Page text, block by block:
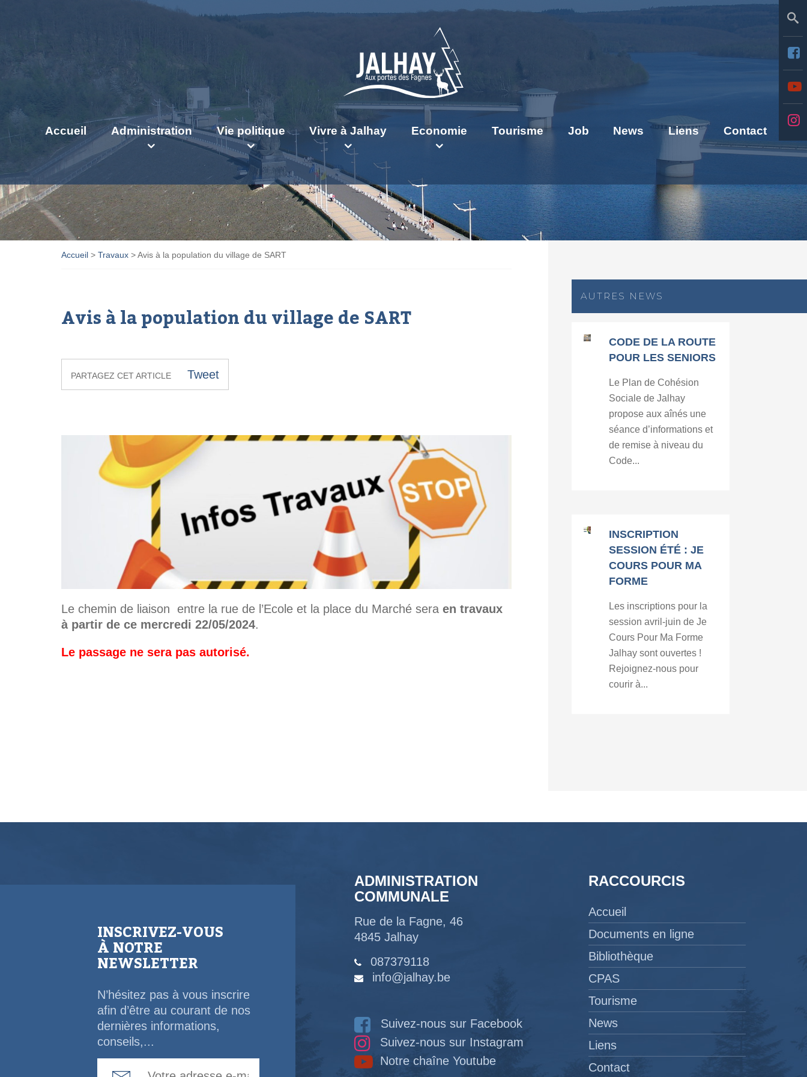
Accueil Administration Vie politique Vivre à Jalhay Economie Tourisme Job News Liens Contact
Accueil > Travaux >Avis à la population du village de SART
Avis à la population du village de SART
PARTAGEZ CET ARTICLE Tweet
Le chemin de liaison entre la rue de l’Ecole et la place du Marché sera en travaux
à partir de ce mercredi 22/05/2024.
Le passage ne sera pas autorisé.
AUTRES NEWS
CODE DE LA ROUTE
POUR LES SENIORS
Le Plan de Cohésion
Sociale de Jalhay
propose aux aînés une
séance d’informations et
de remise à niveau du
Code...
INSCRIPTION
SESSION ÉTÉ : JE
COURS POUR MA
FORME
Les inscriptions pour la
session avril-juin de Je
Cours Pour Ma Forme
Jalhay sont ouvertes !
Rejoignez-nous pour
courir à...
INSCRIVEZ-VOUS
À NOTRE
NEWSLETTER
N’hésitez pas à vous inscrire
afin d’être au courant de nos
dernières informations,
conseils,...
ADMINISTRATION
COMMUNALE
Rue de la Fagne, 46
4845 Jalhay
087379118
info@jalhay.be
Suivez-nous sur Facebook
Suivez-nous sur Instagram
Notre chaîne Youtube
RACCOURCIS
Accueil
Documents en ligne
Bibliothèque
CPAS
Tourisme
News
Liens
Contact